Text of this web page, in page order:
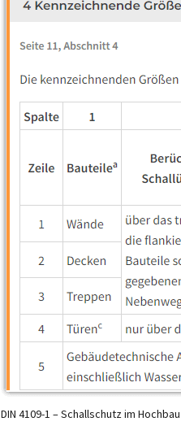
DIN 4109-1 – Schallschutz im